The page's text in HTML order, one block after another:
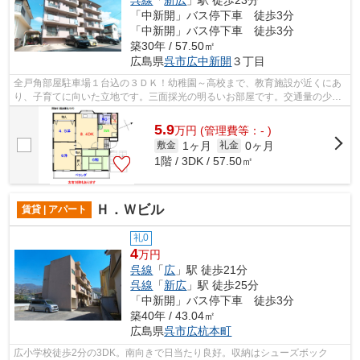
「中新開」バス停下車 徒歩3分
「中新開」バス停下車 徒歩3分
築30年 / 57.50㎡
広島県呉市広中新開 ３丁目
全戸角部屋駐車場１台込の３ＤＫ！幼稚園～高校まで、教育施設が近くにあ
り、子育てに向いた立地です。三面採光の明るいお部屋です。交通量の少な
い住宅街です。より多くの不動産情報...
5.9万円 (管理費等：- )
敷金 1ヶ月 礼金 0ヶ月
1階 / 3DK / 57.50㎡
賃貸 | アパート Ｈ．Ｗビル
礼0
4万円
呉線 「広 」駅 徒歩21分
呉線 「新広 」駅 徒歩25分
「中新開」バス停下車 徒歩3分
築40年 / 43.04㎡
広島県呉市広杭本町
広小学校徒歩2分の3DK。南向きで日当たり良好。収納はシューズボック